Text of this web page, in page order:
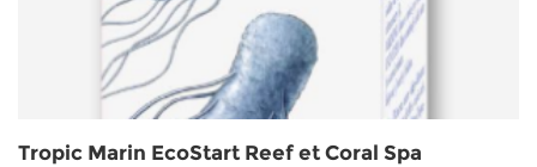
Tropic Marin EcoStart Reef et Coral Spa